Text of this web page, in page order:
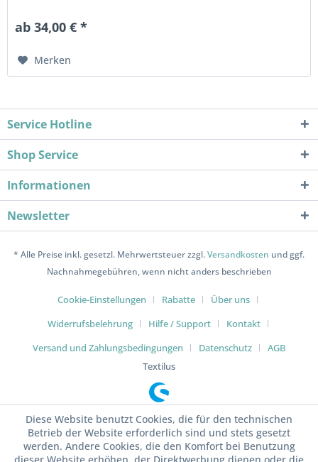
ab 34,00 € *
Merken
Service Hotline
Shop Service
Informationen
Newsletter
* Alle Preise inkl. gesetzl. Mehrwertsteuer zzgl.Versandkosten und ggf.
Nachnahmegebühren, wenn nicht anders beschrieben
Cookie-Einstellungen Rabatte
Über uns
Widerrufsbelehrung
Hilfe / Support
Kontakt
Versand und Zahlungsbedingungen
Datenschutz
AGB
Textilus
Diese Website benutzt Cookies, die für den technischen
Betrieb der Website erforderlich sind und stets gesetzt
werden. Andere Cookies, die den Komfort bei Benutzung